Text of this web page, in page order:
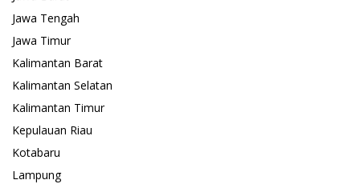
Jawa Tengah
Jawa Timur
Kalimantan Barat
Kalimantan Selatan
Kalimantan Timur
Kepulauan Riau
Kotabaru
Lampung